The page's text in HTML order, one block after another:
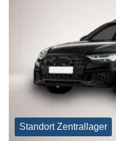
Standort Zentrallager